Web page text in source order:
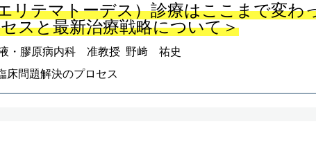
リテマトーデス）診療はここまで変わ
スと最新治療戦略について＞
・膠原病内科 准教授 野﨑 祐史
床問題解決のプロセス